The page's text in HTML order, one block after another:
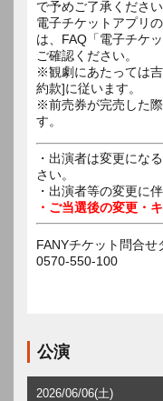
で予めご了承ください
電子チケットアプリ
は、FAQ「電子チケ
ご確認ください。
※観劇にあたっては
約款]に従います。
※前売券が完売した
す。
・出演者は変更にな
さい。
・出演者等の変更に
・ご当選後の変更・
FANYチケット問合せ
0570-550-100
公演
2026/06/06(土)